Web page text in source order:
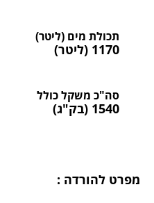
תכולת מים (ליטר)
1170 (ליטר)
סה"כ משקל כולל
1540 (בק"ג)
מפרט להורדה :